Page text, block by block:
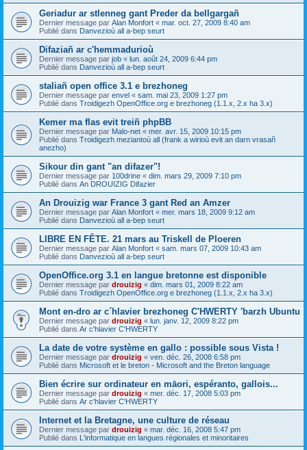
Geriadur ar stlenneg gant Preder da bellgargañ
Dernier message par Alan Monfort « mar. oct. 27, 2009 8:40 am
Publié dans Danvezioù all a-bep seurt
Difaziañ ar c'hemmadurioù
Dernier message par job « lun. août 24, 2009 6:44 pm
Publié dans Danvezioù all a-bep seurt
staliañ open office 3.1 e brezhoneg
Dernier message par envel « sam. mai 23, 2009 1:27 pm
Publié dans Troidigezh OpenOffice.org e brezhoneg (1.1.x, 2.x ha 3.x)
Kemer ma flas evit treiñ phpBB
Dernier message par Malo-net « mer. avr. 15, 2009 10:15 pm
Publié dans Troidigezh meziantoù all (frank a wirioù evit an darn vrasañ
anezho)
Sikour din gant "an difazer"!
Dernier message par 100drine « dim. mars 29, 2009 7:10 pm
Publié dans An DROUIZIG Difazier
An Drouizig war France 3 gant Red an Amzer
Dernier message par Alan Monfort « mer. mars 18, 2009 9:12 am
Publié dans Danvezioù all a-bep seurt
LIBRE EN FÊTE. 21 mars au Triskell de Ploeren
Dernier message par Alan Monfort « sam. mars 07, 2009 10:43 am
Publié dans Danvezioù all a-bep seurt
OpenOffice.org 3.1 en langue bretonne est disponible
Dernier message par drouizig « dim. mars 01, 2009 8:22 am
Publié dans Troidigezh OpenOffice.org e brezhoneg (1.1.x, 2.x ha 3.x)
Mont en-dro ar c´hlavier brezhoneg C'HWERTY 'barzh Ubuntu
Dernier message par drouizig « lun. janv. 12, 2009 8:22 pm
Publié dans Ar c'hlavier C'HWERTY
La date de votre système en gallo : possible sous Vista !
Dernier message par drouizig « ven. déc. 26, 2008 6:58 pm
Publié dans Microsoft et le breton - Microsoft and the Breton language
Bien écrire sur ordinateur en māori, espéranto, gallois...
Dernier message par drouizig « mer. déc. 17, 2008 5:03 pm
Publié dans Ar c'hlavier C'HWERTY
Internet et la Bretagne, une culture de réseau
Dernier message par drouizig « mar. déc. 16, 2008 5:47 pm
Publié dans L'informatique en langues régionales et minoritaires